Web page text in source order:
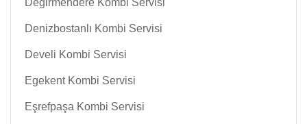
Değirmendere Kombi Servisi
Denizbostanlı Kombi Servisi
Develi Kombi Servisi
Egekent Kombi Servisi
Eşrefpaşa Kombi Servisi